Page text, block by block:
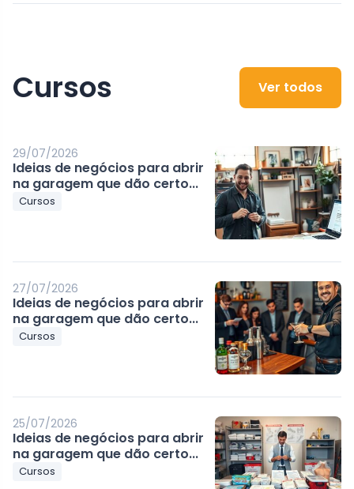
Cursos Ver todos
29/07/2026
Ideias de negócios para abrir
na garagem que dão certo...
Cursos
27/07/2026
Ideias de negócios para abrir
na garagem que dão certo...
Cursos
25/07/2026
Ideias de negócios para abrir
na garagem que dão certo...
Cursos